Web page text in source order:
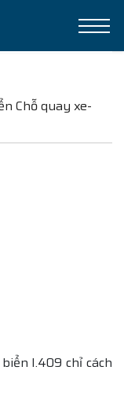
Chỗ quay xe-
I.409 chỉ cách